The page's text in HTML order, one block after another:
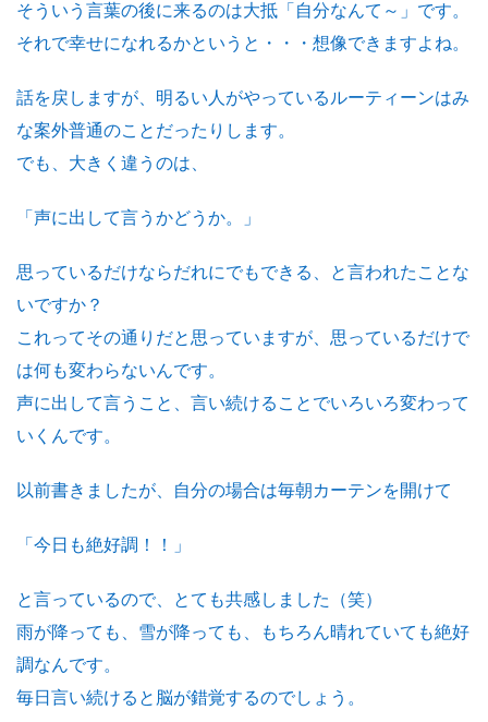
そういう言葉の後に来るのは大抵「自分なんて～」です。
それで幸せになれるかというと・・・想像できますよね。
話を戻しますが、明るい人がやっているルーティーンはみ
な案外普通のことだったりします。
でも、大きく違うのは、
「声に出して言うかどうか。」
思っているだけならだれにでもできる、と言われたことな
いですか？
これってその通りだと思っていますが、思っているだけで
は何も変わらないんです。
声に出して言うこと、言い続けることでいろいろ変わって
いくんです。
以前書きましたが、自分の場合は毎朝カーテンを開けて
「今日も絶好調！！」
と言っているので、とても共感しました（笑）
雨が降っても、雪が降っても、もちろん晴れていても絶好
調なんです。
毎日言い続けると脳が錯覚するのでしょう。